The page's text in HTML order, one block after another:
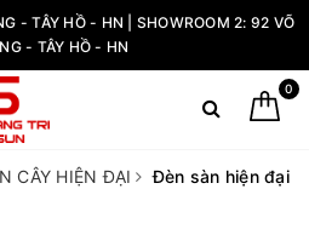
- TÂY HỒ - HN | SHOWROOM 2: 92 VÕ
- TÂY HỒ - HN
0
CÂY HIỆN ĐẠI
Đèn sàn hiện đại